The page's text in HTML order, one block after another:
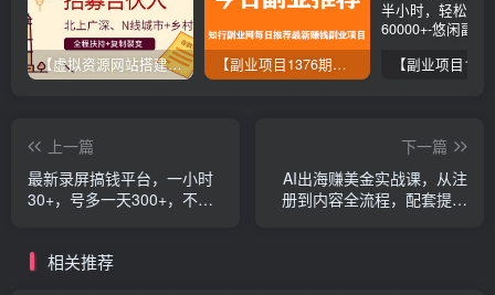
【虚拟资源网站搭建服务】加盟本站系统，做一个和本站一样的独立网站，躺赚的项目 【副业项目1376期】龟课最新闲鱼项目玩法实战教程_全新升级月收益几千到几万
上一篇
最新录屏搞钱平台，一小时
30+，号多一天300+，不黑
下一篇
AI出海赚美金实战课，从注
册到内容全流程，配套提示
相关推荐